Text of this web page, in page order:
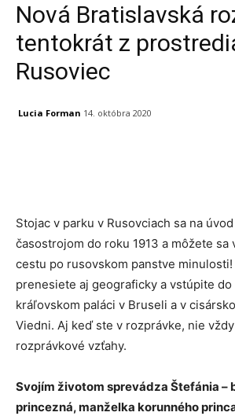
Nová Bratislavská
tentokrát z
Rusoviec
Lucia Forman 14. októbra 2020
Stojac v parku v Rusovciach sa na
časostrojom do roku 1913 a môžete sa
cestu po rusovskom panstve
prenesiete aj geograficky a vstúpite
kráľovskom paláci v Bruseli a v
Viedni. Aj keď ste v rozprávke, nie
rozprávkové vzťahy.
Svojím životom sprevádza Štefánia –
princezná, manželka korunného